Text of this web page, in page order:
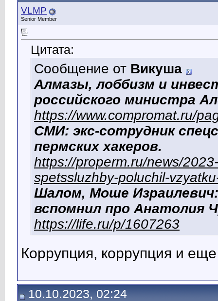
VLMP
Senior Member
Цитата:
Сообщение от Викуша
Алмазы, лоббизм и
российского министра
https://www.compromat.ru/
СМИ: экс-сотрудник
пермских хакеров.
https://properm.ru/news/
spetssluzhby-poluchil-
Шалом, Моше
вспомнил про Анатолия
https://life.ru/p/1607263
Коррупция, коррупция и
10.10.2023, 02:24